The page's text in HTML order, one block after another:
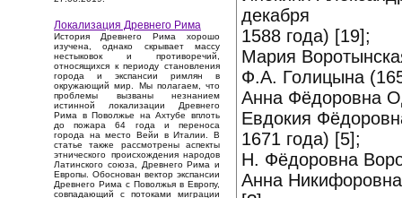
Локализация Древнего Рима
История Древнего Рима хорошо
изучена, однако скрывает массу
нестыковок и противоречий,
относящихся к периоду становления
города и экспансии римлян в
окружающий мир. Мы полагаем, что
проблемы вызваны незнанием
истинной локализации Древнего
Рима в Поволжье на Ахтубе вплоть
до пожара 64 года и переноса
города на место Вейи в Италии. В
статье также рассмотрены аспекты
этнического происхождения народов
Латинского союза, Древнего Рима и
Европы. Обоснован вектор экспансии
Древнего Рима с Поволжья в Европу,
совпадающий с потоками миграции
декабря
1588 года) [19];
Мария
Ф.А. Голицына
Анна Фёдоровна
Евдокия
1671 года) [5];
Н. Фёдоровна
Анна